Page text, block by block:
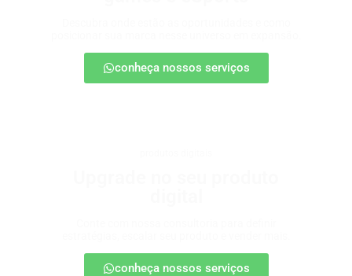
conheça nossos serviços
conheça nossos serviços